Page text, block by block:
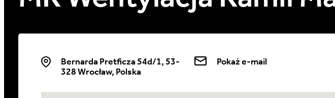
Bernarda Pretficza 54d/1, 53-
328 Wrocław, Polska
Pokaż e-mail